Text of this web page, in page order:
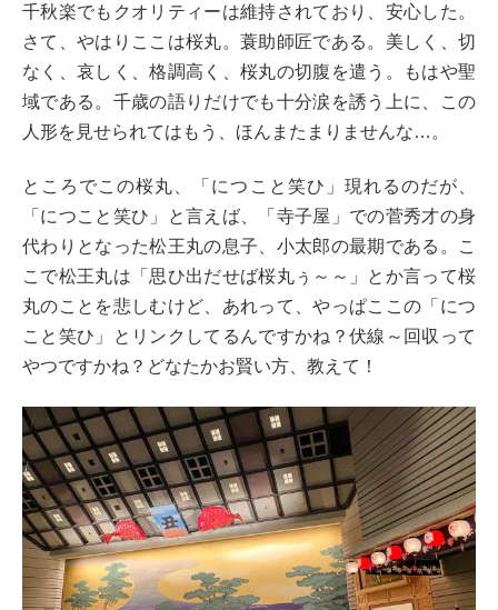
千秋楽でもクオリティーは維持されており、安心した。
さて、やはりここは桜丸。蓑助師匠である。美しく、切
なく、哀しく、格調高く、桜丸の切腹を遣う。もはや聖
域である。千歳の語りだけでも十分涙を誘う上に、この
人形を見せられてはもう、ほんまたまりませんな…。
ところでこの桜丸、「につこと笑ひ」現れるのだが、
「につこと笑ひ」と言えば、「寺子屋」での菅秀才の身
代わりとなった松王丸の息子、小太郎の最期である。こ
こで松王丸は「思ひ出だせば桜丸ぅ～～」とか言って桜
丸のことを悲しむけど、あれって、やっぱここの「につ
こと笑ひ」とリンクしてるんですかね？伏線～回収って
やつですかね？どなたかお賢い方、教えて！